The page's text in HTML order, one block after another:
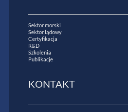
Sektor morski
Sektor lądowy
Certyfikacja
R&D
Szkolenia
Publikacje
KONTAKT